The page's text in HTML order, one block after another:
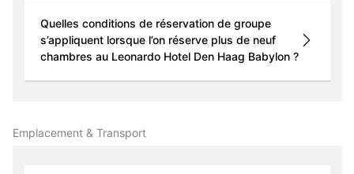
Quelles conditions de réservation de groupe
s’appliquent lorsque l’on réserve plus de neuf
chambres au Leonardo Hotel Den Haag Babylon ?
Emplacement & Transport